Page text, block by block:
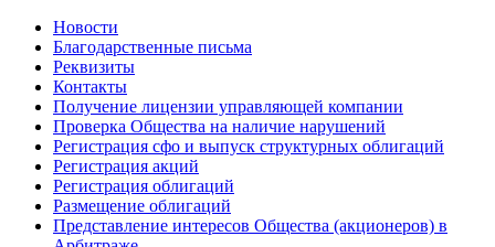
Новости
Благодарственные письма
Реквизиты
Контакты
Получение лицензии управляющей компании
Проверка Общества на наличие нарушений
Регистрация сфо и выпуск структурных облигаций
Регистрация акций
Регистрация облигаций
Размещение облигаций
Представление интересов Общества (акционеров) в